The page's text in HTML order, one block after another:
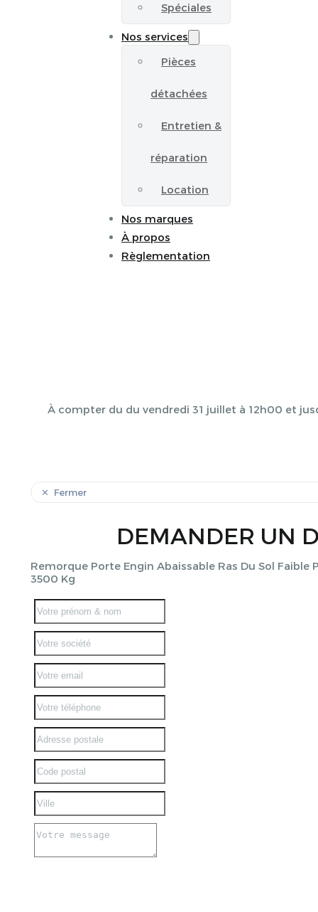
Spéciales
Nos services
Pièces
détachées
Entretien &
réparation
Location
Nos marques
À propos
Règlementation
À compter du du vendredi 31 juillet à 12h00 et
Fermer
DEMANDER UN
Remorque Porte Engin Abaissable Ras Du Sol Faible
3500 Kg